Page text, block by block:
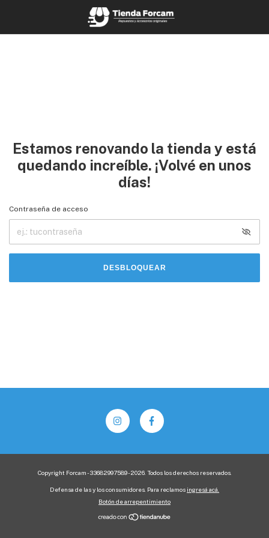
Estamos renovando la tienda y está
quedando increíble. ¡Volvé en unos
días!
Contraseña de acceso
DESBLOQUEAR
Copyright Forcam - 33682997589 - 2026. Todos los derechos reservados.
Defensa de las y los consumidores. Para reclamos ingresá acá.
Botón de arrepentimiento